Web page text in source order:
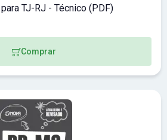
TJ-RJ - Técnico (PDF)
Comprar